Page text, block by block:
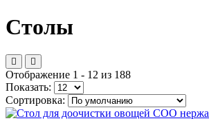
Столы
Отображение 1 - 12 из 188
Показать:
Сортировка: